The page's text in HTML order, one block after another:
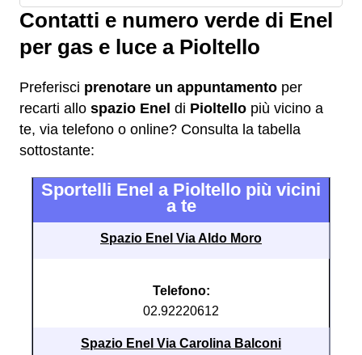
Contatti e numero verde di Enel
per gas e luce a Pioltello
Preferisci prenotare un appuntamento per
recarti allo spazio Enel di Pioltello più vicino a
te, via telefono o online? Consulta la tabella
sottostante:
Sportelli Enel a Pioltello più vicini
a te
Spazio Enel Via Aldo Moro
Telefono:
02.92220612
Spazio Enel Via Carolina Balconi